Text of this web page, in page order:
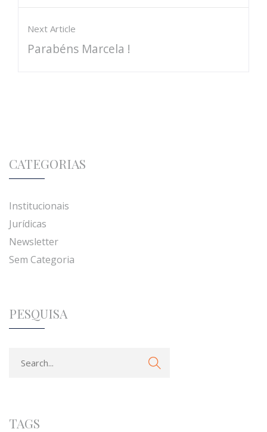
Next Article
Parabéns Marcela !
CATEGORIAS
Institucionais
Jurídicas
Newsletter
Sem Categoria
PESQUISA
TAGS